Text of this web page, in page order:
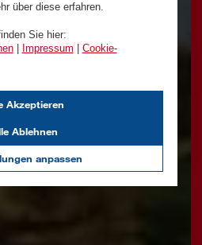
über diese erfahren.
Sie hier:
| Impressum
Cookie-
anpassen
Ablehnen
Akzeptieren